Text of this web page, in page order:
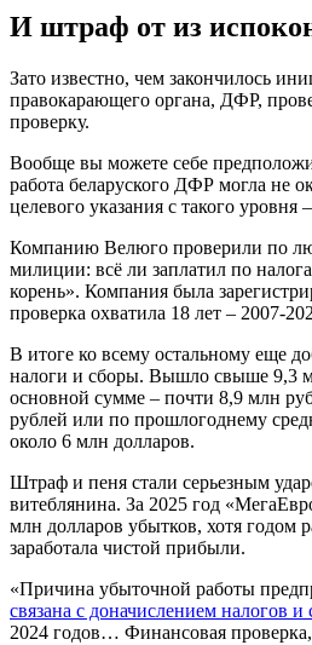
И штраф от из
Зато известно, чем закончилось
правокарающего органа, ДФР,
проверку.
Вообще вы можете себе
работа беларуского ДФР могла не
целевого указания с такого уровня
Компанию Велюго проверили по
милиции: всё ли заплатил по
корень». Компания была
проверка охватила 18 лет – 2007-
В итоге ко всему остальному еще
налоги и сборы. Вышло свыше 9,3
основной сумме – почти 8,9 млн
рублей или по прошлогоднему
около 6 млн долларов.
Штраф и пеня стали серьезным
витеблянина. За 2025 год
млн долларов убытков, хотя годом
заработала чистой прибыли.
«Причина убыточной работы
связана с доначислением налогов и
2024 годов… Финансовая